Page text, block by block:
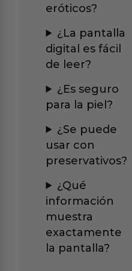
eróticos?
¿La pantalla
digital es fácil
de leer?
¿Es seguro
para la piel?
¿Se puede
usar con
preservativos?
¿Qué
información
muestra
exactamente
la pantalla?